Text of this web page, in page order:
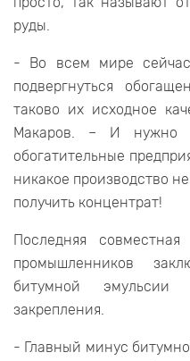
руды.
- Во всем мире
подвергнуться
таково их исходное
Макаров. – И нужно
обогатительные
никакое производство
получить концентрат!
Последняя
промышленников
битумной
закрепления.
- Главный минус